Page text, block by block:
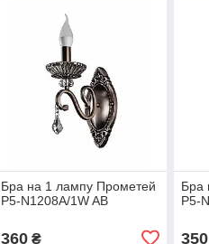
Бра на 1 лампу Прометей
P5-N1208A/1W AB
360₴
Бра
P5-
350